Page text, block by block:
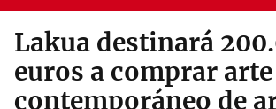
Lakua destinará
euros a comprar arte
contemporáneo de